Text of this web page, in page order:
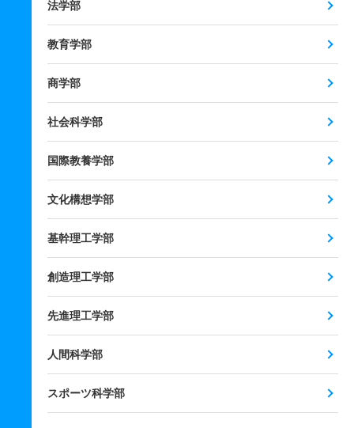
法学部
教育学部
商学部
社会科学部
国際教養学部
文化構想学部
基幹理工学部
創造理工学部
先進理工学部
人間科学部
スポーツ科学部